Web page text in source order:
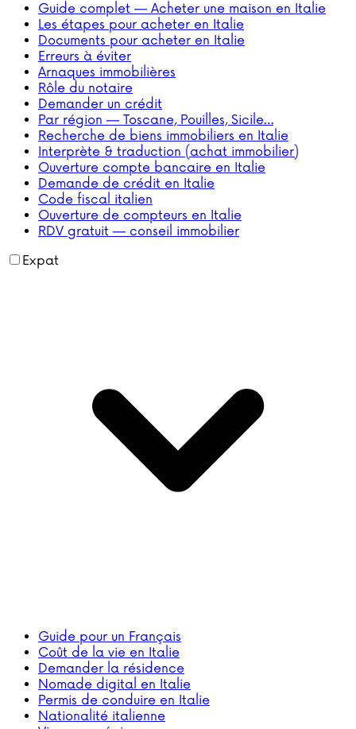
Guide complet — Acheter une maison en Italie
Les étapes pour acheter en Italie
Documents pour acheter en Italie
Erreurs à éviter
Arnaques immobilières
Rôle du notaire
Demander un crédit
Par région — Toscane, Pouilles, Sicile…
Recherche de biens immobiliers en Italie
Interprète & traduction (achat immobilier)
Ouverture compte bancaire en Italie
Demande de crédit en Italie
Code fiscal italien
Ouverture de compteurs en Italie
RDV gratuit — conseil immobilier
Expat
Guide pour un Français
Coût de la vie en Italie
Demander la résidence
Nomade digital en Italie
Permis de conduire en Italie
Nationalité italienne